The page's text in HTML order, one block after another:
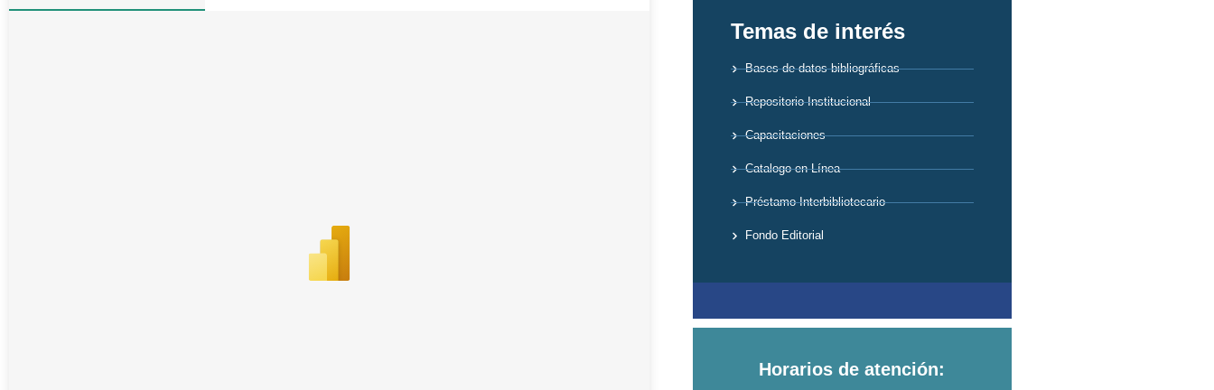
Temas de interés
Bases de datos bibliográficas
Repositorio Institucional
Capacitaciones
Catalogo en Línea
Préstamo Interbibliotecario
Fondo Editorial
Horarios de atención: